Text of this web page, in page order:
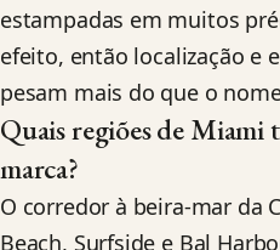
estampadas em muitos
efeito, então localização e
pesam mais do que o
Quais regiões de Miami
marca?
O corredor à beira-mar da
Beach, Surfside e Bal